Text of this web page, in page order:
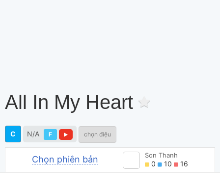
All In My Heart
C N/A F chọn điệu
Chọn phiên bản Son Thanh
0 10 16